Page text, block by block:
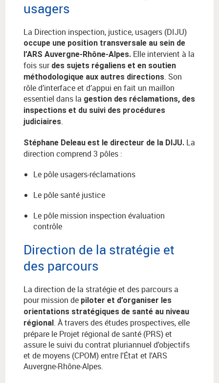
usagers
La Direction inspection, justice, usagers (DIJU)
occupe une position transversale au sein de
l’ARS Auvergne-Rhône-Alpes. Elle intervient à la
fois sur des sujets régaliens et en soutien
méthodologique aux autres directions. Son
rôle d’interface et d’appui en fait un maillon
essentiel dans la gestion des réclamations, des
inspections et du suivi des procédures
judiciaires.
Stéphane Deleau est le directeur de la DIJU. La
direction comprend 3 pôles :
Le pôle usagers-réclamations
Le pôle santé justice
Le pôle mission inspection évaluation
contrôle
Direction de la stratégie et
des parcours
La direction de la stratégie et des parcours a
pour mission de piloter et d’organiser les
orientations stratégiques de santé au niveau
régional. À travers des études prospectives, elle
prépare le Projet régional de santé (PRS) et
assure le suivi du contrat pluriannuel d'objectifs
et de moyens (CPOM) entre l'État et l'ARS
Auvergne-Rhône-Alpes.